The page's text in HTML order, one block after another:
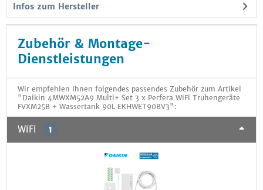
Infos zum Hersteller
Zubehör & Montage-
Dienstleistungen
Wir empfehlen Ihnen folgendes passendes Zubehör zum Artikel
"Daikin 4MWXM52A9 Multi+ Set 3 x Perfera WiFi Truhengeräte
FVXM25B + Wassertank 90L EKHWET90BV3":
WiFi 1